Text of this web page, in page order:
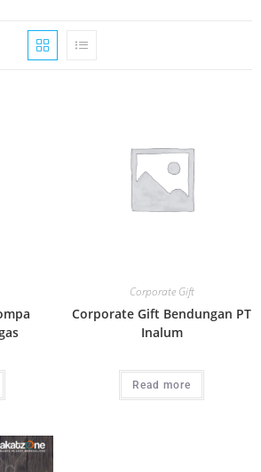
Corporate Gift
Corporate Gift Bendungan PT
Inalum
Read more